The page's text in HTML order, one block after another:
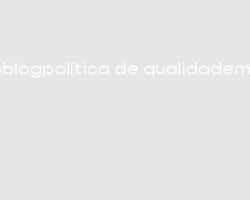
blogpolítica de qualidade